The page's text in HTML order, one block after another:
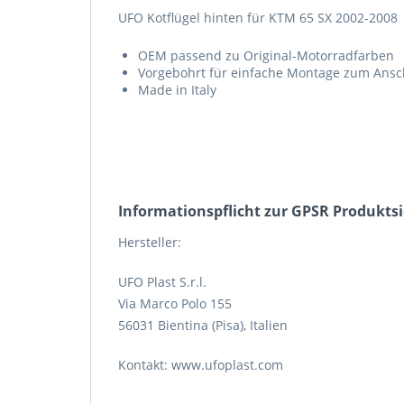
UFO Kotflügel hinten für KTM 65 SX 2002-2008
OEM passend zu Original-Motorradfarben
Vorgebohrt für einfache Montage zum
Made in Italy
Informations­pflicht zur GPSR
Hersteller:
UFO Plast S.r.l.
Via Marco Polo 155
56031 Bientina (Pisa), Italien
Kontakt: www.ufoplast.com